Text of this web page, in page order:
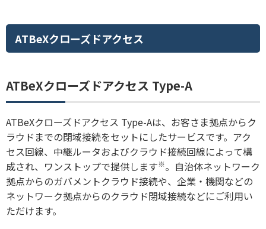
ATBeXクローズドアクセス
ATBeXクローズドアクセス Type-A
ATBeXクローズドアクセス Type-Aは、お客さま拠点からク
ラウドまでの閉域接続をセットにしたサービスです。アク
セス回線、中継ルータおよびクラウド接続回線によって構
成され、ワンストップで提供します※。自治体ネットワーク
拠点からのガバメントクラウド接続や、企業・機関などの
ネットワーク拠点からのクラウド閉域接続などにご利用い
ただけます。